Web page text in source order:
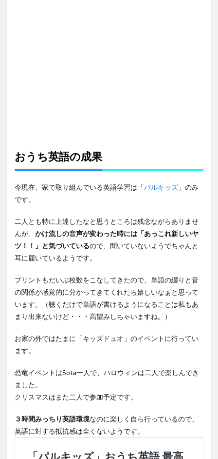
おうち英語の成果
今現在、家で取り組んでいる英語学習は「パルキッズ 」のみ
です。
二人とも特に上達したなと思うところは残念ながらありませ
んが、 かけ流しの音声が変わった時には「あっこれ新しいヤ
ツ！！」と気づいているので、聞いていないようでちゃんと
耳に届いているようです。
プリントもだいぶ枚数をこなしてきたので、単語の綴りと音
の関係が感覚的に分かってきてくれたら嬉しいなぁと思って
います。（聴くだけで単語が書けるようになることは私もあ
まり出来ないけど・・・高望みしちゃいますね。）
お家の外ではたまに「キッズドュオ」のイベントに行ってい
ます。
恐竜イベントはSota一人で、ハロウィンは二人で楽しんでき
ました。
クリスマスはまた二人で参加予定です。
３時間みっちり英語環境なのに楽しく自ら行っているので、
英語に対する抵抗感は全くないようです。